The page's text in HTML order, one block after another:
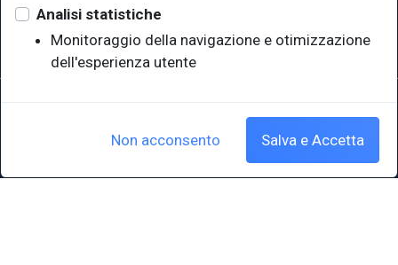
EUT in cifre
P.IVA 00211830328 - C.F. 80013890324 - P.E.C.: ateneo@pec.units.it
Analisi statistiche
Monitoraggio della navigazione e otimizzazione
dell'esperienza utente
Non acconsento Salva e Accetta